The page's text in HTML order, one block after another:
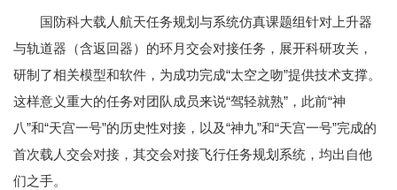
国防科大载人航天任务规划与系统仿真课题组针对上升器
与轨道器（含返回器）的环月交会对接任务，展开科研攻关，
研制了相关模型和软件，为成功完成“太空之吻”提供技术支撑。
这样意义重大的任务对团队成员来说“驾轻就熟”，此前“神
八”和“天宫一号”的历史性对接，以及“神九”和“天宫一号”完成的
首次载人交会对接，其交会对接飞行任务规划系统，均出自他
们之手。